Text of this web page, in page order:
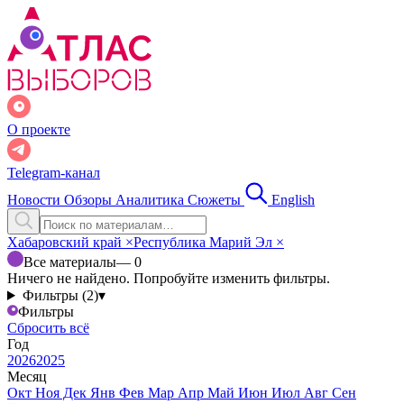
О проекте
Telegram-канал
Новости Обзоры Аналитика Сюжеты English
Хабаровский край ×Республика Марий Эл ×
Все материалы— 0
Ничего не найдено. Попробуйте изменить фильтры.
Фильтры (2)▾
Фильтры
Сбросить всё
Год
20262025
Месяц
Окт Ноя Дек Янв Фев Мар Апр Май Июн Июл Авг Сен